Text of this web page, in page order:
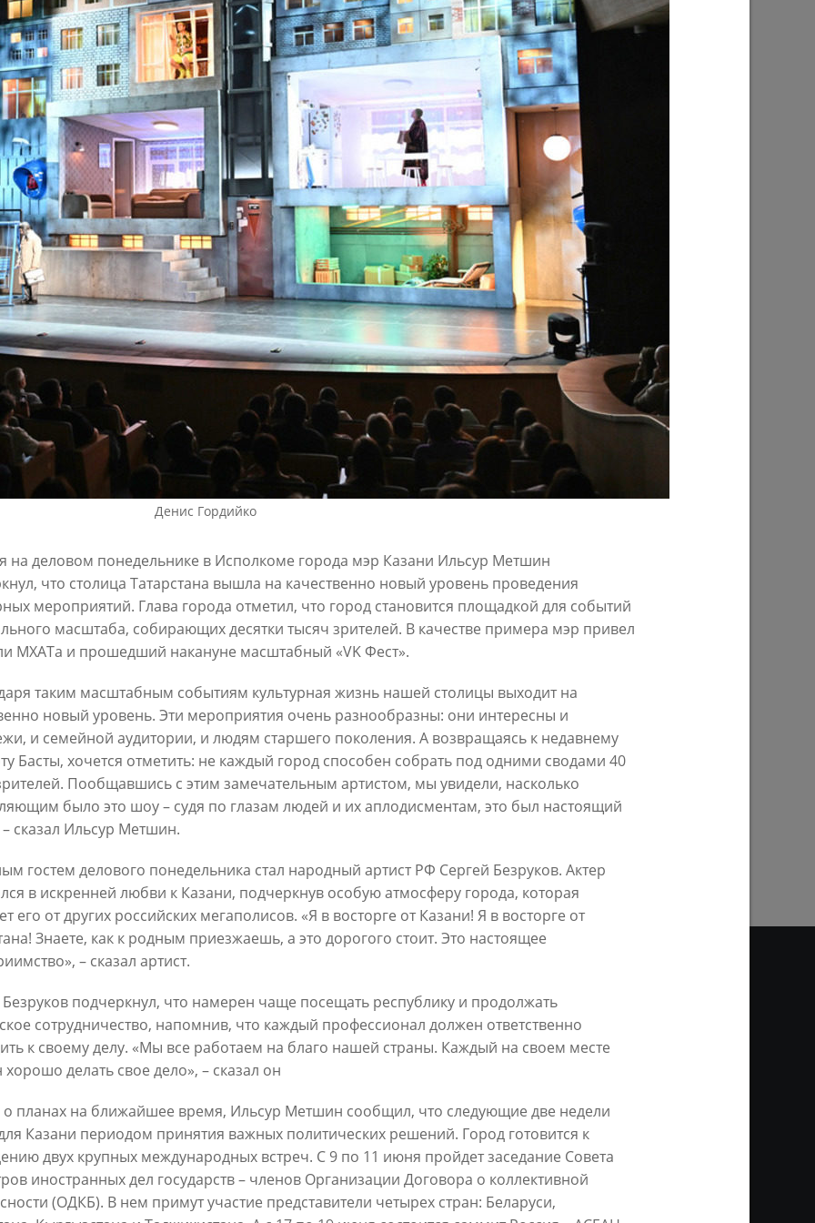
«Мы начали
инфраструктуру
для многодетных семей»
В Казани выбрали лучшего
общественного воспитателя 2026 года
03/08/2026
Ильсур Метшин: «Надеюсь, парковый
вандализм скоро уйдет в прошлое»
03/08/2026
волне» в Казани выступят
Николай Расторгуев,
Филипп Киркоров
И.Метшин: «В Салават Купере
строится один из самых больших
инклюзивных центров «Доброй
Казани»»
30/07/2026
Ильсур Метшин о строительстве
Центра спорта «Физра»: «Сюда
хочется прийти после работы и
заняться спортом»
29/07/2026
«Общее количество
но до 60
много»
В Казани отремонтируют в этом году
15,6 км сетей «Водоканала»
27/07/2026
В Казани предпринимателям начнут
вторсырья
Денис Гордийко
на деловом понедельнике в Исполкоме города мэр Казани Ильсур Метшин
что столица Татарстана вышла на качественно новый уровень проведения
мероприятий. Глава города отметил, что город становится площадкой для событий
масштаба, собирающих десятки тысяч зрителей. В качестве примера мэр привел
МХАТа и прошедший накануне масштабный «VK Фест».
таким масштабным событиям культурная жизнь нашей столицы выходит на
новый уровень. Эти мероприятия очень разнообразны: они интересны и
и семейной аудитории, и людям старшего поколения. А возвращаясь к недавнему
Басты, хочется отметить: не каждый город способен собрать под одними сводами 40
Пообщавшись с этим замечательным артистом, мы увидели, насколько
было это шоу – судя по глазам людей и их аплодисментам, это был настоящий
– сказал Ильсур Метшин.
гостем делового понедельника стал народный артист РФ Сергей Безруков. Актер
в искренней любви к Казани, подчеркнув особую атмосферу города, которая
его от других российских мегаполисов. «Я в восторге от Казани! Я в восторге от
Знаете, как к родным приезжаешь, а это дорогого стоит. Это настоящее
– сказал артист.
Безруков подчеркнул, что намерен чаще посещать республику и продолжать
сотрудничество, напомнив, что каждый профессионал должен ответственно
к своему делу. «Мы все работаем на благо нашей страны. Каждый на своем месте
делать свое дело», – сказал он
о планах на ближайшее время, Ильсур Метшин сообщил, что следующие две недели
Казани периодом принятия важных политических решений. Город готовится к
двух крупных международных встреч. С 9 по 11 июня пройдет заседание Совета
иностранных дел государств – членов Организации Договора о коллективной
(ОДКБ). В нем примут участие представители четырех стран: Беларуси,
Официальный сайт Мэра Казани
наполнение и сопровождение сайта Мэра Казани является информационное агентство «Город
сайта Мэра Казани могут быть воспроизведены в любых средствах массовой информации, на серверах
ссылка на первоисточник (в случае копирования информации портала в сети Интернет - интерактивная
согласия на перепечатку со стороны информационного агентства «Город Казань KZN.RU» и пресс-службы
Мэрии Казани не требуется.
МЭРИЯ КАЗАНИ ИНТЕРНЕТ-ПРИЕМНАЯ